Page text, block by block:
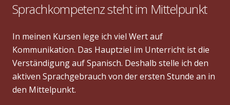
Sprachkompetenz steht im Mittelpunkt
In meinen Kursen lege ich viel Wert auf
Kommunikation. Das Hauptziel im Unterricht ist die
Verständigung auf Spanisch. Deshalb stelle ich den
aktiven Sprachgebrauch von der ersten Stunde an in
den Mittelpunkt.